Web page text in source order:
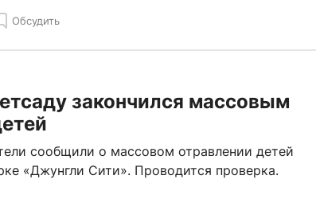
Обсудить
закончился массовым
сообщили о массовом отравлении детей
«Джунгли Сити». Проводится проверка.